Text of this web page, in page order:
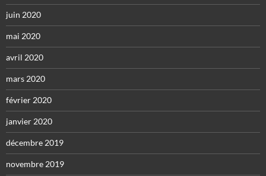
juin 2020
mai 2020
avril 2020
mars 2020
février 2020
janvier 2020
décembre 2019
novembre 2019